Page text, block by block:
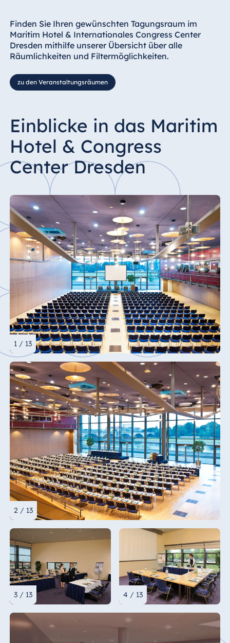
Finden Sie Ihren gewünschten Tagungsraum im
Maritim Hotel & Internationales Congress Center
Dresden mithilfe unserer Übersicht über alle
Räumlichkeiten und Filtermöglichkeiten.
zu den Veranstaltungsräumen
Einblicke in das Maritim
Hotel & Congress
Center Dresden
1 / 13
2 / 13
3 / 13 4 / 13